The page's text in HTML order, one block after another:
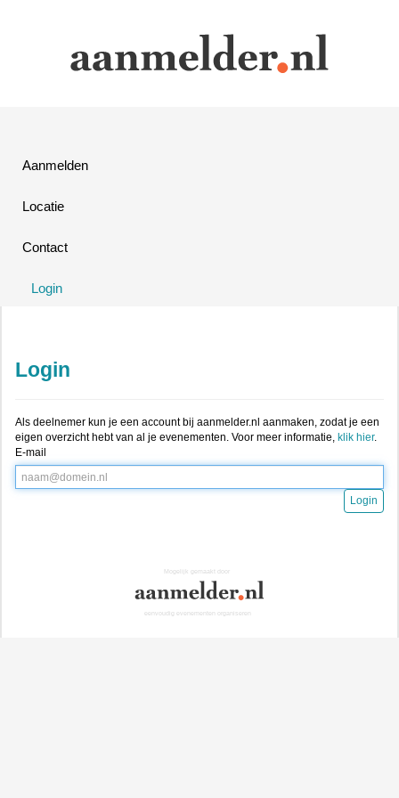
Aanmelden
Locatie
Contact
Login
Login
Als deelnemer kun je een account bij aanmelder.nl aanmaken, zodat je een
eigen overzicht hebt van al je evenementen. Voor meer informatie, klik hier.
E-mail
Login
Mogelijk gemaakt door
eenvoudig evenementen organiseren